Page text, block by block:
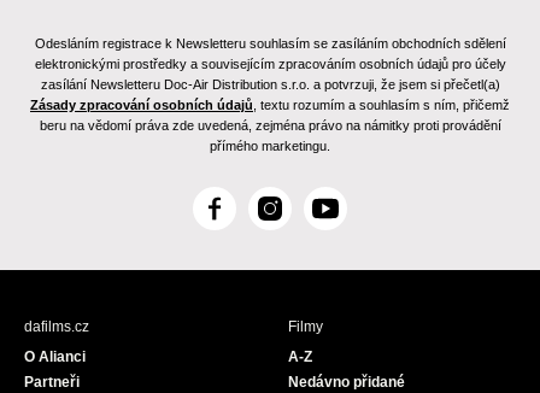
Odesláním registrace k Newsletteru souhlasím se zasíláním obchodních sdělení
elektronickými prostředky a souvisejícím zpracováním osobních údajů pro účely
zasílání Newsletteru Doc-Air Distribution s.r.o. a potvrzuji, že jsem si přečetl(a)
Zásady zpracování osobních údajů , textu rozumím a souhlasím s ním, přičemž
beru na vědomí práva zde uvedená, zejména právo na námitky proti provádění
přímého marketingu.
F
c
I
s
Y
u
dafilms.cz
O Alianci
Partneři
Filmy
A-Z
Nedávno přidané